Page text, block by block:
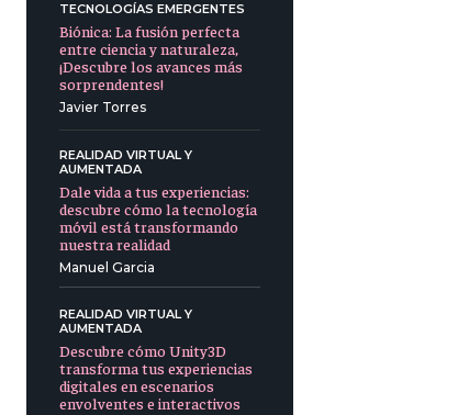
TECNOLOGÍAS EMERGENTES
Biónica: La fusión perfecta
entre ciencia y naturaleza,
¡Descubre los avances más
sorprendentes!
Javier Torres
REALIDAD VIRTUAL Y
AUMENTADA
Dale vida a tus experiencias:
descubre cómo la tecnología
móvil está transformando
nuestra realidad
Manuel Garcia
REALIDAD VIRTUAL Y
AUMENTADA
Descubre cómo Unity3D
transforma tus experiencias
digitales en escenarios
envolventes e interactivos